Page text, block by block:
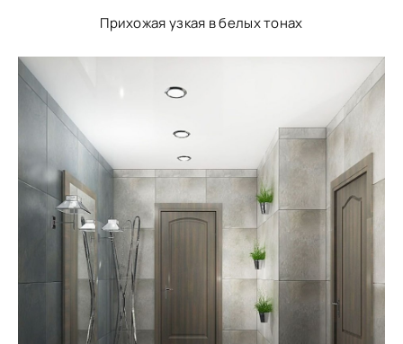
Прихожая узкая в белых тонах